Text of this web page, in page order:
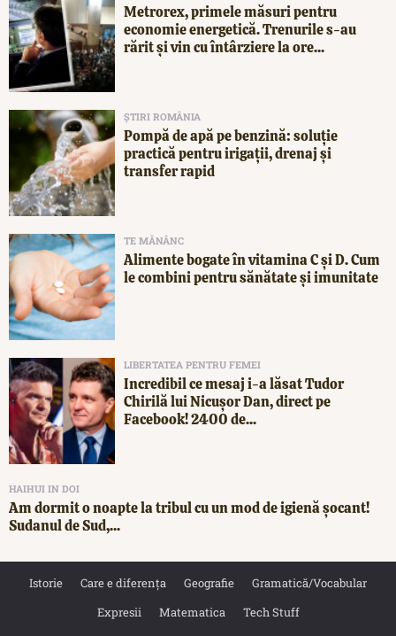
Metrorex, primele măsuri pentru
economie energetică. Trenurile s-au
rărit și vin cu întârziere la ore...
ȘTIRI ROMÂNIA
Pompă de apă pe benzină: soluție
practică pentru irigații, drenaj și
transfer rapid
TE MĂNÂNC
Alimente bogate în vitamina C și D. Cum
le combini pentru sănătate și imunitate
LIBERTATEA PENTRU FEMEI
Incredibil ce mesaj i-a lăsat Tudor
Chirilă lui Nicușor Dan, direct pe
Facebook! 2400 de...
HAIHUI IN DOI
Am dormit o noapte la tribul cu un mod de igienă șocant!
Sudanul de Sud,...
Istorie Care e diferența Geografie
Gramatică/Vocabular
Expresii
Matematica Tech Stuff